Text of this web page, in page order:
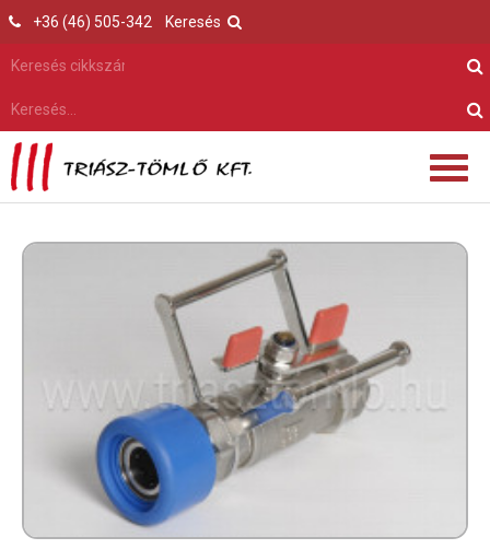
Keresés
+36 (46) 505-342